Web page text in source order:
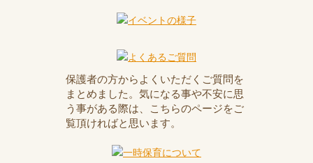
保護者の方からよくいただくご質問を
まとめました。気になる事や不安に思
う事がある際は、こちらのページをご
覧頂ければと思います。